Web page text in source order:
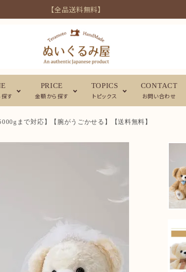
【全品送料無料】
す
PRICE
金額から探す
TOPICS
トピックス
CONTACT
お問い合わせ
まで対応】【腕がうごかせる】【送料無料】